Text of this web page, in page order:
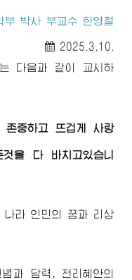
부 박사 부교수 한영철
2025.3.10.
는 다음과 같이 교시하
존중하고 뜨겁게 사랑
을 다 바치고있습니
라 인민의 꿈과 리상
과 담력, 천리혜안의